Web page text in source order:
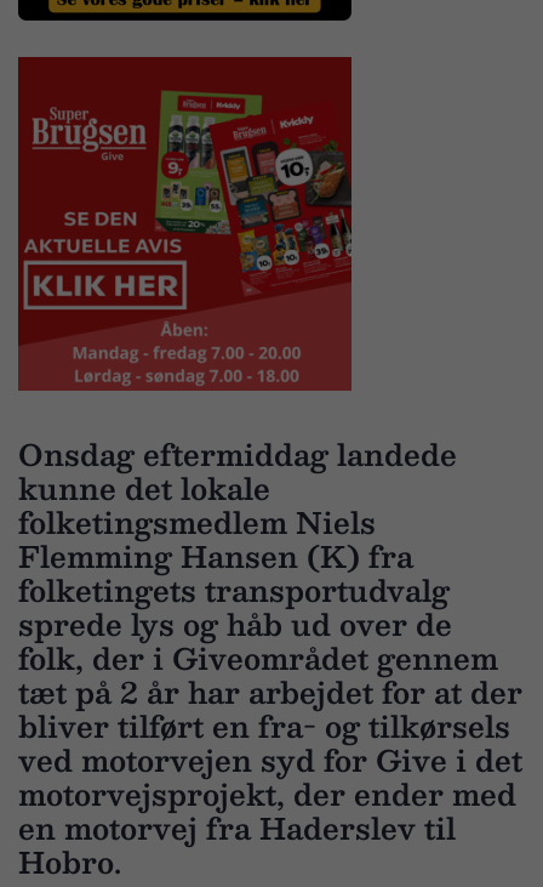
Onsdag eftermiddag landede
kunne det lokale
folketingsmedlem Niels
Flemming Hansen (K) fra
folketingets transportudvalg
sprede lys og håb ud over de
folk, der i Giveområdet gennem
tæt på 2 år har arbejdet for at der
bliver tilført en fra- og tilkørsels
ved motorvejen syd for Give i det
motorvejsprojekt, der ender med
en motorvej fra Haderslev til
Hobro.